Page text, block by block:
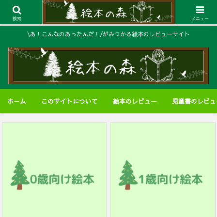
\あ！こんなのあったんだ！/がみつかる絵本のレビューサイト
ホーム このサイトについて 絵本のレビュー 児童書のレビ
検索 メニュー